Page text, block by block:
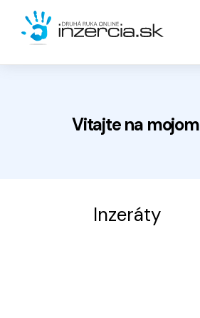
Vitajte na mojom
Inzeráty